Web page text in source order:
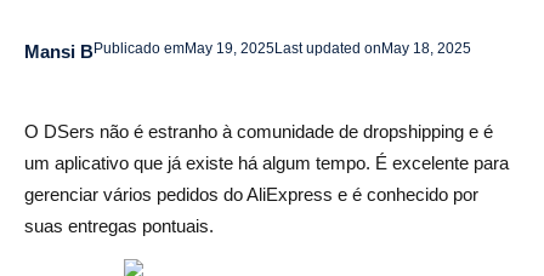
Dicas e melhores práticas para maximizar os DSers
Conclusão
O DSers é legítimo? Perguntas frequentes
Mansi BPublicado emMay 19, 2025Last updated on May 18, 2025
O DSers não é estranho à comunidade de dropshipping e é
um aplicativo que já existe há algum tempo. É excelente para
gerenciar vários pedidos do AliExpress e é conhecido por
suas entregas pontuais.